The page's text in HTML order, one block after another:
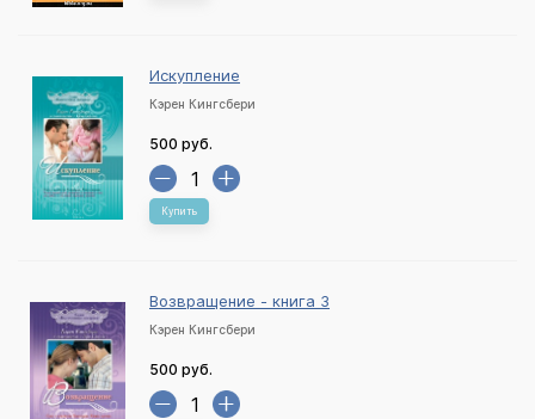
Искупление
Кэрен Кингсбери
500 руб.
Купить
Возвращение - книга 3
Кэрен Кингсбери
500 руб.